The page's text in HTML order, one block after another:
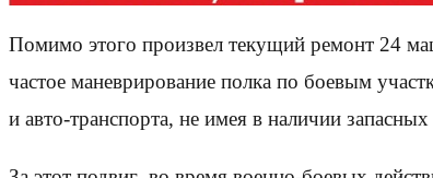
Помимо этого произвел текущий ремонт 24
частое маневрирование полка по боевым
и авто-транспорта, не имея в наличии